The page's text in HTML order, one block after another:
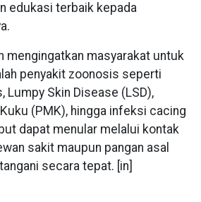
edukasi terbaik kepada
mengingatkan masyarakat untuk
penyakit zoonosis seperti
Lumpy Skin Disease (LSD),
(PMK), hingga infeksi cacing
dapat menular melalui kontak
sakit maupun pangan asal
secara tepat. [in]